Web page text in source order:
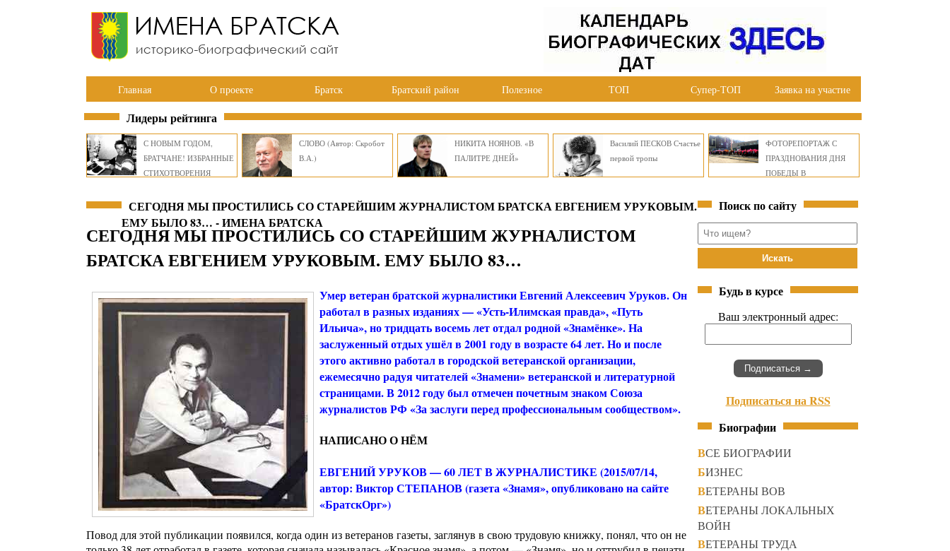
Главная О проекте Братск Братский район Полезное ТОП Супер-ТОП Заявка на участие
Лидеры рейтинга
С НОВЫМ ГОДОМ,
БРАТЧАНЕ! ИЗБРАННЫЕ
СТИХОТВОРЕНИЯ
СЛОВО (Автор: Скробот
В.А.)
НИКИТА НОЯНОВ. «В
ПАЛИТРЕ ДНЕЙ»
Василий ПЕСКОВ Счастье
первой тропы
ФОТОРЕПОРТАЖ С
ПРАЗДНОВАНИЯ ДНЯ
ПОБЕДЫ В
ОКРУГЕ БРАТСКА
СЕГОДНЯ МЫ ПРОСТИЛИСЬ СО СТАРЕЙШИМ ЖУРНАЛИСТОМ БРАТСКА ЕВГЕНИЕМ УРУКОВЫМ.
ЕМУ БЫЛО 83… - ИМЕНА БРАТСКА
СЕГОДНЯ МЫ ПРОСТИЛИСЬ СО СТАРЕЙШИМ ЖУРНАЛИСТОМ
БРАТСКА ЕВГЕНИЕМ УРУКОВЫМ. ЕМУ БЫЛО 83…
Умер ветеран братской журналистики Евгений Алексеевич Уруков. Он
работал в разных изданиях — «Усть-Илимская правда», «Путь
Ильича», но тридцать восемь лет отдал родной «Знамёнке». На
заслуженный отдых ушёл в 2001 году в возрасте 64 лет. Но и после
этого активно работал в городской ветеранской организации,
ежемесячно радуя читателей «Знамени» ветеранской и литературной
страницами. В 2012 году был отмечен почетным знаком Союза
журналистов РФ «За заслуги перед профессиональным сообществом».
НАПИСАНО О НЁМ
ЕВГЕНИЙ УРУКОВ — 60 ЛЕТ В ЖУРНАЛИСТИКЕ (2015/07/14,
автор: Виктор СТЕПАНОВ (газета «Знамя», опубликовано на сайте
«БратскОрг»)
Повод для этой публикации появился, когда один из ветеранов газеты, заглянув в свою трудовую книжку, понял, что он не
Поиск по сайту
Будь в курсе
Ваш электронный адрес:
Подписаться на RSS
Биографии
ВСЕ БИОГРАФИИ
БИЗНЕС
ВЕТЕРАНЫ ВОВ
ВЕТЕРАНЫ ЛОКАЛЬНЫХ
ВОЙН
ВЕТЕРАНЫ ТРУДА